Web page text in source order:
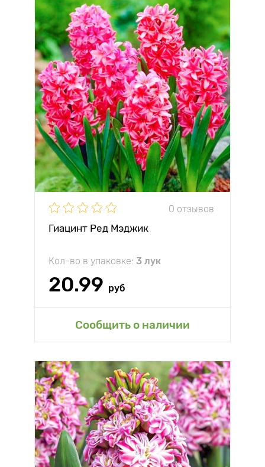
0 отзывов
Гиацинт Ред Мэджик
Кол-во в упаковке: 3 лук
20.99 руб
Сообщить о наличии